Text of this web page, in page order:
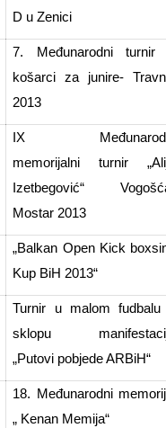
D u Zenici
7. Međunarodni turnir
košarci za junire-
2013
IX
memorijalni turnir
Izetbegović“
Mostar 2013
„Balkan Open Kick
Kup BiH 2013“
Turnir u malom fudbalu
sklopu
„Putovi pobjede ARBiH“
18. Međunarodni
„ Kenan Memija“